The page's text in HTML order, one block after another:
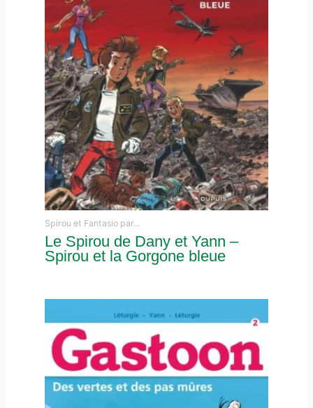
Spirou et Fantasio par…
Le Spirou de Dany et Yann –
Spirou et la Gorgone bleue